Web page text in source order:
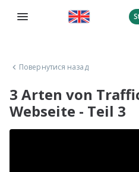
Повернутися назад
3 Arten von
Webseite - Teil 3